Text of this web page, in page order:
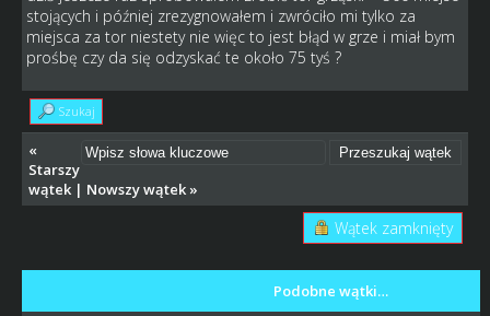
stojących i później zrezygnowałem i zwróciło mi tylko za
miejsca za tor niestety nie więc to jest błąd w grze i miał bym
prośbę czy da się odzyskać te około 75 tyś ?
Szukaj
«
Starszy
wątek| Nowszy wątek»
Wątek zamknięty
Podobne wątki…